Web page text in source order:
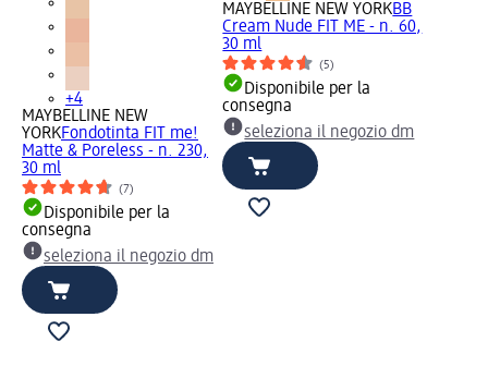
+4
MAYBELLINE NEW
YORKFondotinta FIT me!
Matte & Poreless - n. 230,
30 ml
(7)
Disponibile per la
consegna
seleziona il negozio dm
MAYBELLINE NEW YORKBB
Cream Nude FIT ME - n. 60,
30 ml
(5)
Disponibile per la
consegna
seleziona il negozio dm